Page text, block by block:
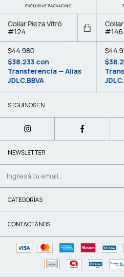
Collar Pieza Vitró
#124
$44.980
$38.233 con
Transferencia — Alias
JDLC.BBVA
#146
SEGUINOS EN
NEWSLETTER
CATEGORÍAS
CONTACTÁNOS